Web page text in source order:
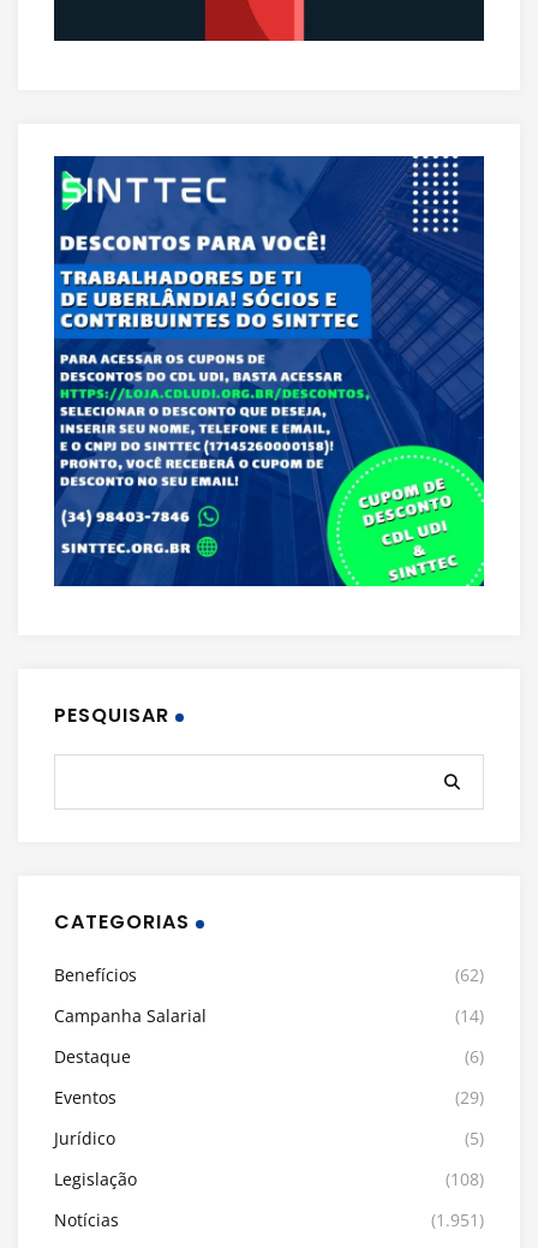
PESQUISAR
CATEGORIAS
Benefícios
(62)
Campanha Salarial
(14)
Destaque
(6)
Eventos
(29)
Jurídico
(5)
Legislação
(108)
Notícias
(1.951)